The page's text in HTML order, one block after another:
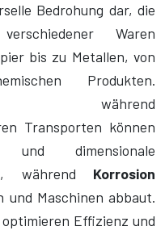
Bedrohung dar, die
Waren
bis zu Metallen, von
Produkten.
Transporten können
und dimensionale
während Korrosion
und Maschinen abbaut.
Effizienz und